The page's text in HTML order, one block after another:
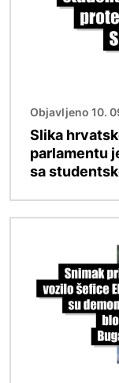
Objavljeno 10.
Slika
parlamentu
sa